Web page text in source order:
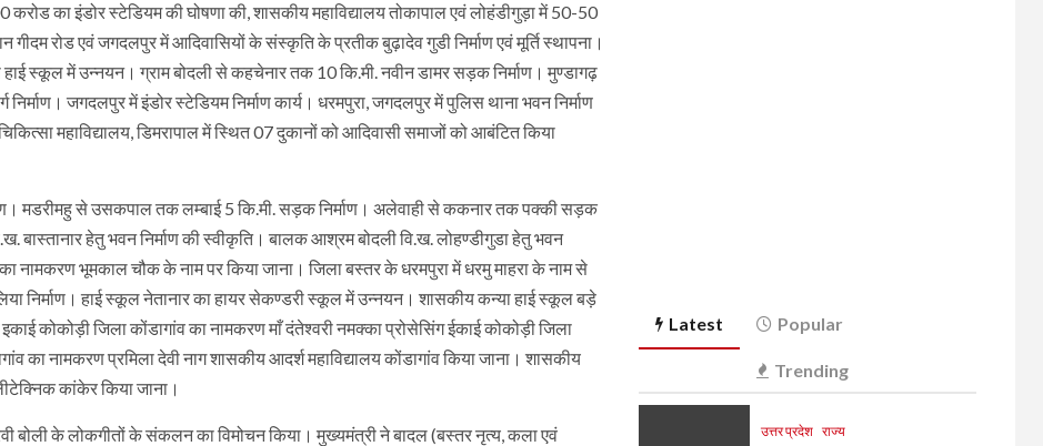
का इंडोर स्टेडियम की घोषणा की, शासकीय महाविद्यालय तोकापाल एवं लोहंडीगुड़ा में 50-50
गीदम रोड एवं जगदलपुर में आदिवासियों के संस्कृति के प्रतीक बुढ़ादेव गुडी निर्माण एवं मूर्ति स्थापना।
हाई स्कूल में उन्नयन। ग्राम बोदली से कहचेनार तक 10 कि.मी. नवीन डामर सड़क निर्माण। मुण्डागढ़
जगदलपुर में इंडोर स्टेडियम निर्माण कार्य। धरमपुरा, जगदलपुर में पुलिस थाना भवन निर्माण
महाविद्यालय, डिमरापाल में स्थित 07 दुकानों को आदिवासी समाजों को आबंटित किया
मडरीमहु से उसकपाल तक लम्बाई 5 कि.मी. सड़क निर्माण। अलेवाही से ककनार तक पक्की सड़क
बास्तानार हेतु भवन निर्माण की स्वीकृति। बालक आश्रम बोदली वि.ख. लोहण्डीगुडा हेतु भवन
नामकरण भूमकाल चौक के नाम पर किया जाना। जिला बस्तर के धरमपुरा में धरमु माहरा के नाम से
निर्माण। हाई स्कूल नेतानार का हायर सेकण्डरी स्कूल में उन्नयन। शासकीय कन्या हाई स्कूल बड़े
कोकोड़ी जिला कोंडागांव का नामकरण माँ दंतेश्वरी नमक्का प्रोसेसिंग ईकाई कोकोड़ी जिला
का नामकरण प्रमिला देवी नाग शासकीय आदर्श महाविद्यालय कोंडागांव किया जाना। शासकीय
कांकेर किया जाना।
बोली के लोकगीतों के संकलन का विमोचन किया। मुख्यमंत्री ने बादल (बस्तर नृत्य, कला एवं
Latest Popular
Trending
उत्तर प्रदेश राज्य